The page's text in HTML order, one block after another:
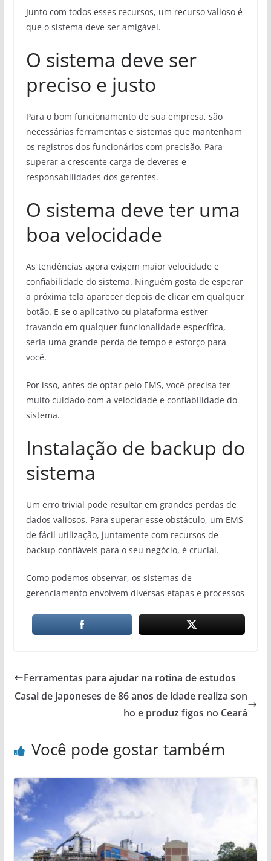
Junto com todos esses recursos, um recurso valioso é
que o sistema deve ser amigável.
O sistema deve ser
preciso e justo
Para o bom funcionamento de sua empresa, são
necessárias ferramentas e sistemas que mantenham
os registros dos funcionários com precisão. Para
superar a crescente carga de deveres e
responsabilidades dos gerentes.
O sistema deve ter uma
boa velocidade
As tendências agora exigem maior velocidade e
confiabilidade do sistema. Ninguém gosta de esperar
a próxima tela aparecer depois de clicar em qualquer
botão. E se o aplicativo ou plataforma estiver
travando em qualquer funcionalidade específica,
seria uma grande perda de tempo e esforço para
você.
Por isso, antes de optar pelo EMS, você precisa ter
muito cuidado com a velocidade e confiabilidade do
sistema.
Instalação de backup do
sistema
Um erro trivial pode resultar em grandes perdas de
dados valiosos. Para superar esse obstáculo, um EMS
de fácil utilização, juntamente com recursos de
backup confiáveis ​​para o seu negócio, é crucial.
Como podemos observar, os sistemas de
gerenciamento envolvem diversas etapas e processos
Ferramentas para ajudar na rotina de estudos
Casal de japoneses de 86 anos de idade realiza son
ho e produz figos no Ceará
Você pode gostar também